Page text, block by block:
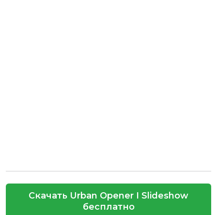
Скачать Urban Opener I Slideshow
бесплатно